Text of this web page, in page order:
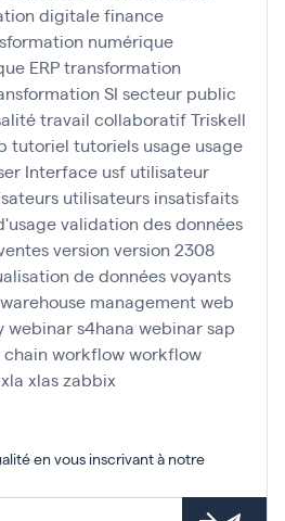
digitale finance
numérique
ERPtransformation
SI secteur public
travail collaboratifTriskell
tutoriel tutoriels usage usage
Interface usf utilisateur
utilisateurs insatisfaits
validation des données
version version 2308
de donnéesvoyants
warehouse managementweb
webinar s4hana webinar sap
workflowworkflow
xla xlaszabbix
en vous inscrivant à notre